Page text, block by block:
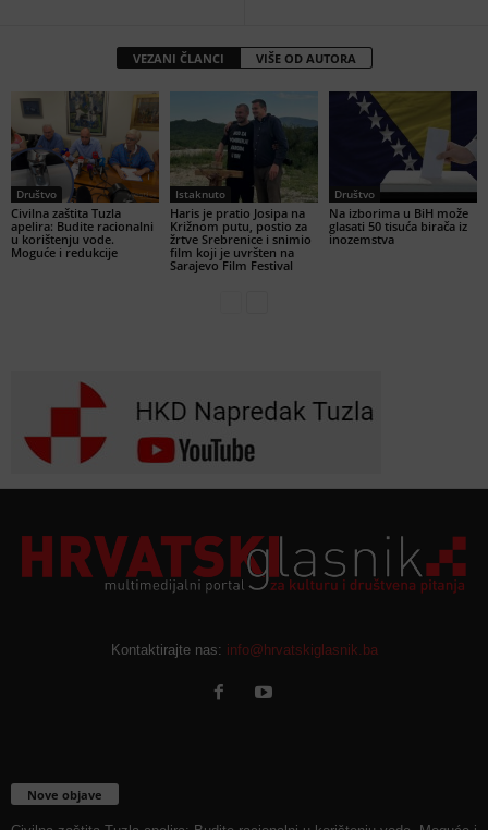
VEZANI ČLANCI VIŠE OD AUTORA
Društvo
Civilna zaštita Tuzla
apelira: Budite racionalni
u korištenju vode.
Moguće i redukcije
Istaknuto
Haris je pratio Josipa na
Križnom putu, postio za
žrtve Srebrenice i snimio
film koji je uvršten na
Sarajevo Film Festival
Društvo
Na izborima u BiH može
glasati 50 tisuća birača iz
inozemstva
Kontaktirajte nas: info@hrvatskiglasnik.ba
Nove objave